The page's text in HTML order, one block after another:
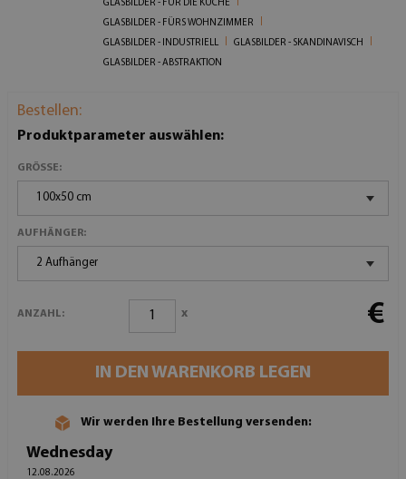
GLASBILDER - FÜR DIE KÜCHE
GLASBILDER - FÜRS WOHNZIMMER
GLASBILDER - INDUSTRIELL
GLASBILDER - SKANDINAVISCH
GLASBILDER - ABSTRAKTION
Bestellen:
Produktparameter auswählen:
GRÖSSE:
100x50 cm
AUFHÄNGER:
2 Aufhänger
ANZAHL: x €
IN DEN WARENKORB LEGEN
Wir werden Ihre Bestellung versenden:
Wednesday
12.08.2026